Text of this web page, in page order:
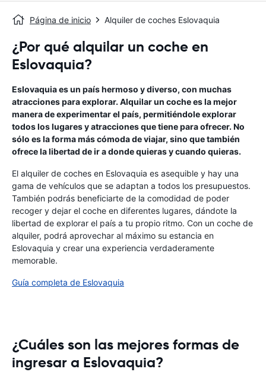
Página de inicio Alquiler de coches Eslovaquia
¿Por qué alquilar un coche en
Eslovaquia?
Eslovaquia es un país hermoso y diverso, con muchas
atracciones para explorar. Alquilar un coche es la mejor
manera de experimentar el país, permitiéndole explorar
todos los lugares y atracciones que tiene para ofrecer. No
sólo es la forma más cómoda de viajar, sino que también
ofrece la libertad de ir a donde quieras y cuando quieras.
El alquiler de coches en Eslovaquia es asequible y hay una
gama de vehículos que se adaptan a todos los presupuestos.
También podrás beneficiarte de la comodidad de poder
recoger y dejar el coche en diferentes lugares, dándote la
libertad de explorar el país a tu propio ritmo. Con un coche de
alquiler, podrá aprovechar al máximo su estancia en
Eslovaquia y crear una experiencia verdaderamente
memorable.
Guía completa de Eslovaquia
¿Cuáles son las mejores formas de
ingresar a Eslovaquia?